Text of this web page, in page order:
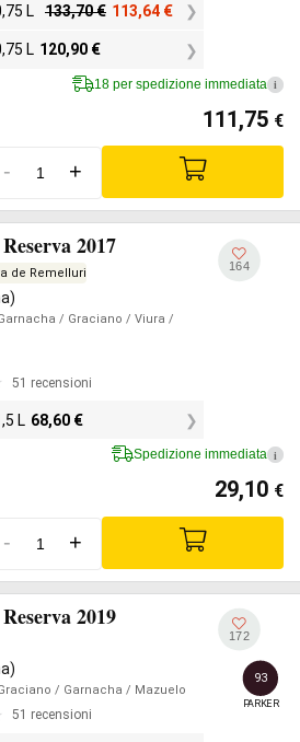
L 133,70€ 113,64 €
L 120,90 €
18 per spedizione immediata i
111,75 €
- +
2017
de Remelluri
/ Graciano / Viura /
51 recensioni
L 68,60 €
164
Spedizione immediata i
29,10 €
- +
2019
/ Garnacha / Mazuelo
51 recensioni
172
93
PARKER